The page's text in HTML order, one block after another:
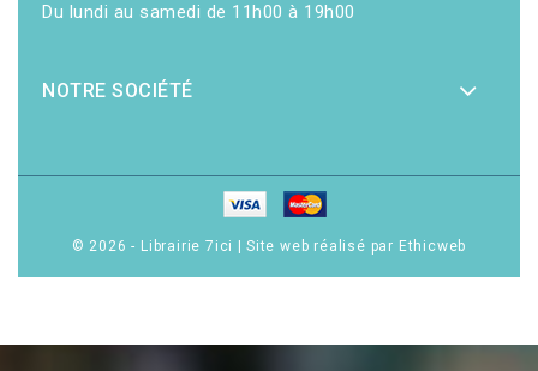
Du lundi au samedi de 11h00 à 19h00
NOTRE SOCIÉTÉ
© 2026 - Librairie 7ici Site web réalisé par Ethicweb